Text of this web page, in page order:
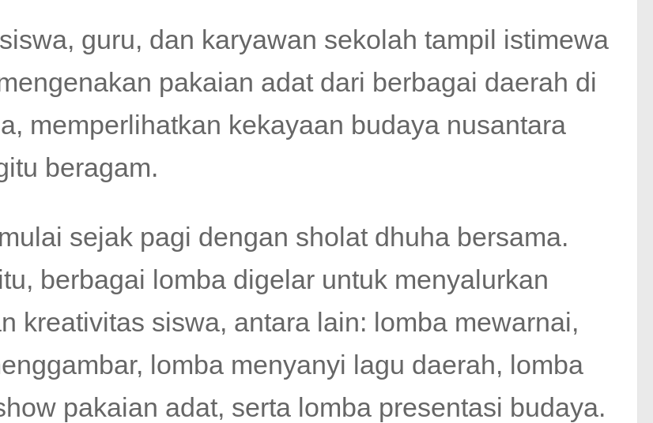
guru, dan karyawan sekolah tampil istimewa
pakaian adat dari berbagai daerah di
memperlihatkan kekayaan budaya nusantara
beragam.
sejak pagi dengan sholat dhuha bersama.
berbagai lomba digelar untuk menyalurkan
kreativitas siswa, antara lain: lomba mewarnai,
lomba menyanyi lagu daerah, lomba
pakaian adat, serta lomba presentasi budaya.